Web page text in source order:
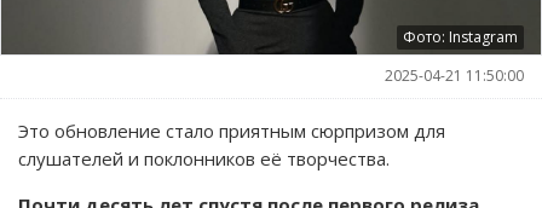
Фото: Instagram
2025-04-21 11:50:00
Это обновление стало приятным сюрпризом для
слушателей и поклонников её творчества.